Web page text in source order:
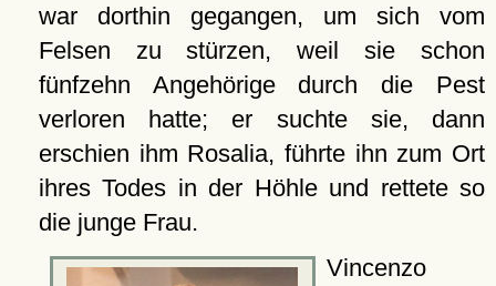
war dorthin gegangen, um sich vom
Felsen zu stürzen, weil sie schon
fünfzehn Angehörige durch die Pest
verloren hatte; er suchte sie, dann
erschien ihm Rosalia, führte ihn zum Ort
ihres Todes in der Höhle und rettete so
die junge Frau.
Vincenzo